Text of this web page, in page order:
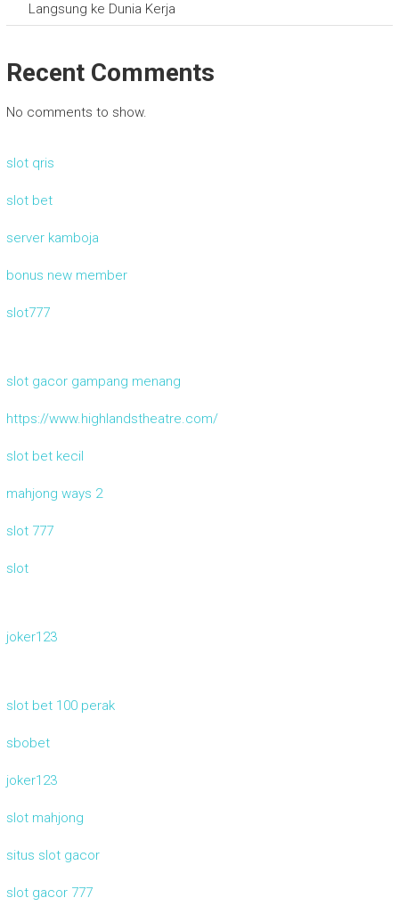
Langsung ke Dunia Kerja
Recent Comments
No comments to show.
slot qris
slot bet
server kamboja
bonus new member
slot777
slot gacor gampang menang
https://www.highlandstheatre.com/
slot bet kecil
mahjong ways 2
slot 777
slot
joker123
slot bet 100 perak
sbobet
joker123
slot mahjong
situs slot gacor
slot gacor 777